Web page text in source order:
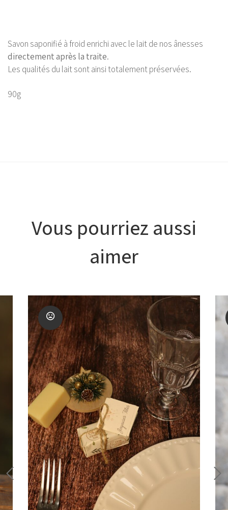
Savon saponifié à froid enrichi avec le lait de nos ânesses
directement après la traite.
Les qualités du lait sont ainsi totalement préservées.
90g
Vous pourriez aussi
aimer